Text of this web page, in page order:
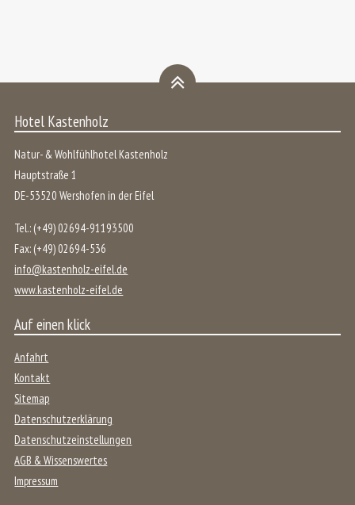
Hotel Kastenholz
Natur- & Wohlfühlhotel Kastenholz
Hauptstraße 1
DE-53520 Wershofen in der Eifel
Tel.: (+49) 02694-91193500
Fax: (+49) 02694-536
info@kastenholz-eifel.de
www.kastenholz-eifel.de
Auf einen klick
Anfahrt
Kontakt
Sitemap
Datenschutzerklärung
Datenschutzeinstellungen
AGB & Wissenswertes
Impressum